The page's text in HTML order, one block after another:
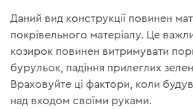
Даний вид конструкції повинен
покрівельного матеріалу. Це
козирок повинен витримувати
бурульок, падіння прилеглих
Враховуйте ці фактори, коли
над входом своїми руками.